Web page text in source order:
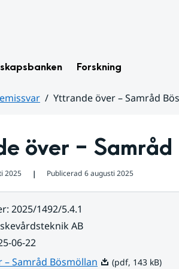
Forskning
Yttrande över – Samråd
över – Samråd
2025 ❘ Publicerad 6 augusti 2025
: 2025/1492/5.4.1
AB
06-22
Samråd BösmöllanPdf, 143 kB.
(pdf, 143 kB)